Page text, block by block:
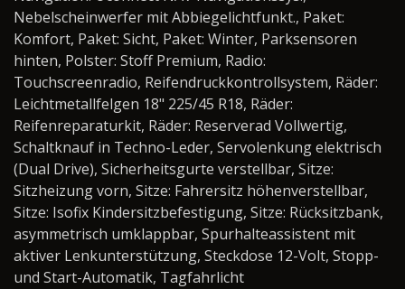
Nebelscheinwerfer mit Abbiegelichtfunkt., Paket:
Komfort, Paket: Sicht, Paket: Winter, Parksensoren
hinten, Polster: Stoff Premium, Radio:
Touchscreenradio, Reifendruckkontrollsystem, Räder:
Leichtmetallfelgen 18" 225/45 R18, Räder:
Reifenreparaturkit, Räder: Reserverad Vollwertig,
Schaltknauf in Techno-Leder, Servolenkung elektrisch
(Dual Drive), Sicherheitsgurte verstellbar, Sitze:
Sitzheizung vorn, Sitze: Fahrersitz höhenverstellbar,
Sitze: Isofix Kindersitzbefestigung, Sitze: Rücksitzbank,
asymmetrisch umklappbar, Spurhalteassistent mit
aktiver Lenkunterstützung, Steckdose 12-Volt, Stopp-
und Start-Automatik, Tagfahrlicht